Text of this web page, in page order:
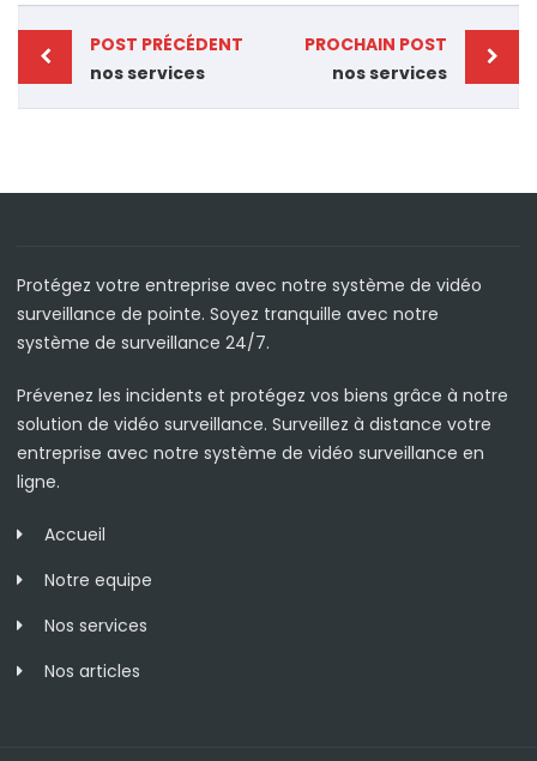
POST PRÉCÉDENT
nos services
PROCHAIN POST
nos services
Protégez votre entreprise avec notre système de vidéo
surveillance de pointe. Soyez tranquille avec notre
système de surveillance 24/7.
Prévenez les incidents et protégez vos biens grâce à notre
solution de vidéo surveillance. Surveillez à distance votre
entreprise avec notre système de vidéo surveillance en
ligne.
Accueil
Notre equipe
Nos services
Nos articles